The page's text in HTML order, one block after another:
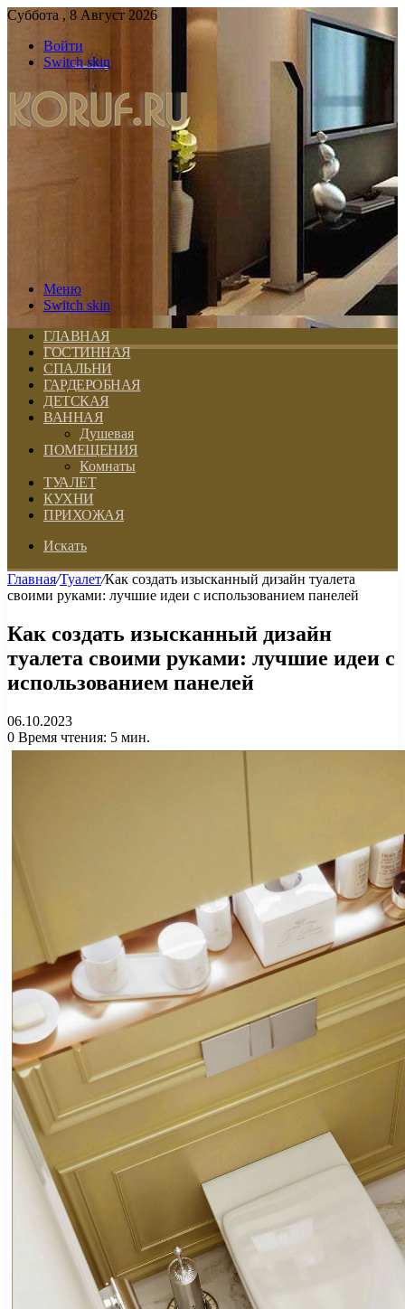
Суббота , 8 Август 2026
Войти
Switch skin
Меню
Switch skin
ГЛАВНАЯ
ГОСТИННАЯ
СПАЛЬНИ
ГАРДЕРОБНАЯ
ДЕТСКАЯ
ВАННАЯ
Душевая
ПОМЕЩЕНИЯ
Комнаты
ТУАЛЕТ
КУХНИ
ПРИХОЖАЯ
Искать
Главная/Туалет/Как создать изысканный дизайн туалета
своими руками: лучшие идеи с использованием панелей
Как создать изысканный дизайн
туалета своими руками: лучшие идеи с
использованием панелей
06.10.2023
0 Время чтения: 5 мин.